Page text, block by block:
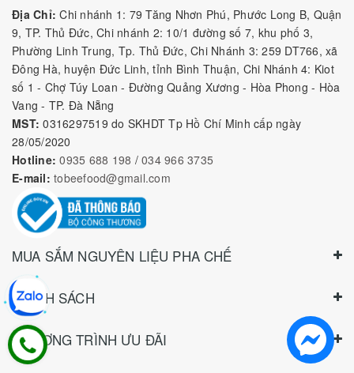
Nguyên Liệu Pha Chế Tobee Food
Nguyên liệu trà sữa
liệu trà sữa giá rẻ, sỉ toàn quốc. Dạy pha chế miễn phí cho
khách hàng, Giao hàng toàn quốc
Địa Chỉ: Chi nhánh 1: 79 Tăng Nhơn Phú, Phước Long B, Quận
9, TP. Thủ Đức, Chi nhánh 2: 10/1 đường số 7, khu phố 3,
Đông Hà, huyện Đức Linh, tỉnh Bình Thuận, Chi Nhánh 4: Kiot
số 1 - Chợ Túy Loan - Đường Quảng Xương - Hòa Phong - Hòa
Vang - TP. Đà Nẵng
MST: 0316297519 do SKHDT Tp Hồ Chí Minh cấp ngày
28/05/2020
Hotline: 0935 688 198/ 034 966 3735
E-mail: